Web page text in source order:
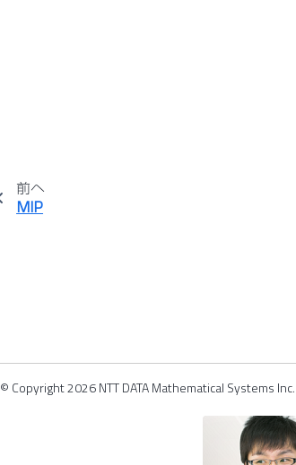
前へ
MIP
© Copyright 2026 NTT DATA Mathematical Systems